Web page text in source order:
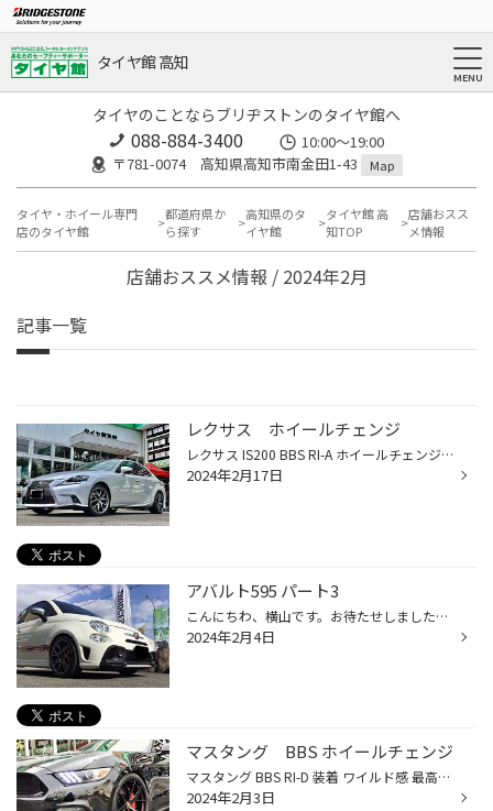
タイヤ館 高知
タイヤのことならブリヂストンのタイヤ館へ
088-884-3400
10:00〜19:00
〒781-0074 高知県高知市南金田1-43
Map
タイヤ・ホイール専門
店のタイヤ館
都道府県か
ら探す
高知県のタ
イヤ館
タイヤ館 高
知TOP
店舗おスス
メ情報
店舗おススメ情報 / 2024年2月
記事一覧
レクサス ホイールチェンジ
レクサス IS200 BBS RI-A ホイールチェンジ！ 足元を変えると、楽しくなりますね。 メチャクチャ似合っています！
2024年2月17日
アバルト595 パート3
こんにちわ、横山です。お待たせしましたアバルト進化しました。 カーボンパーツが追加されてめっちゃカッコ良くなりました！ 全てTHREE HUNDRED精度も抜群！ 遊びを無くしてメンバーのセンターを出すボルトも前後交換！ 定番のリジカラも導入！ 見えない所にもしっかり補強されてます。 まだまだ続...
2024年2月4日
マスタング BBS ホイールチェンジ
マスタング BBS RI-D 装着 ワイルド感 最高！ カッコ良すぎ！
2024年2月3日